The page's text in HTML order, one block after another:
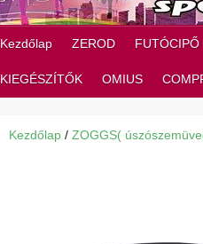
Kezdőlap ZEROD FUTÓCIPŐ
KIEGÉSZÍTŐK OMIUS
Kezdőlap/ ZOGGS(